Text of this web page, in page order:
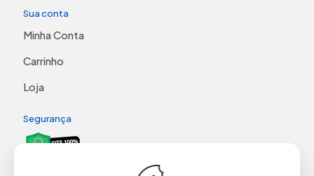
Sua conta
Minha Conta
Carrinho
Loja
Segurança